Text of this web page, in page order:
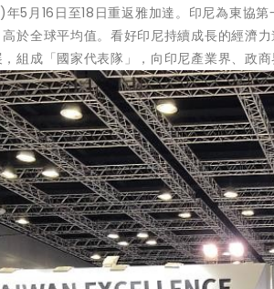
年5月16日至18日重返雅加達。印尼為東協
於全球平均值。看好印尼持續成長的經濟
組成「國家代表隊」，向印尼產業界、政